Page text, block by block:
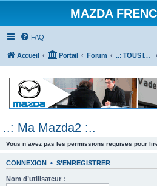
MAZDA
FAQ
Accueil Portail Forum ..: TOUS les Véhicules MAZDA :..
..: Ma Mazda2 :..
Vous n’avez pas les permissions requises pour
CONNEXION • S’ENREGISTRER
Nom d’utilisateur :